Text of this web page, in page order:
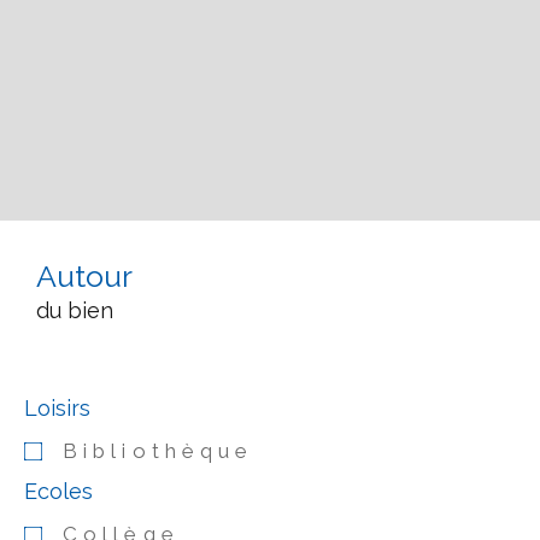
Autour
du bien
Loisirs
Bibliothèque
Ecoles
Collège